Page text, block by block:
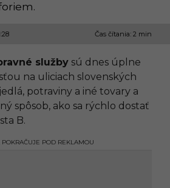
Čas čítania: 2 min
služby sú dnes úplne
na uliciach slovenských
potraviny a iné tovary a
spôsob, ako sa rýchlo dostať
B.
POKRAČUJE POD REKLAMOU